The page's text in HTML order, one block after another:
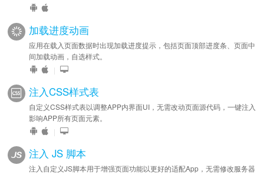
加载进度动画
应用在载入页面数据时出现加载进度提示，包括页面顶部进度条、页面中
间加载动画，自选样式。
|
注入CSS样式表
自定义CSS样式表以调整APP内界面UI，无需改动页面源代码，一键注入
影响APP所有页面元素。
|
注入 JS 脚本
注入自定义JS脚本用于增强页面功能以更好的适配App，无需修改服务器